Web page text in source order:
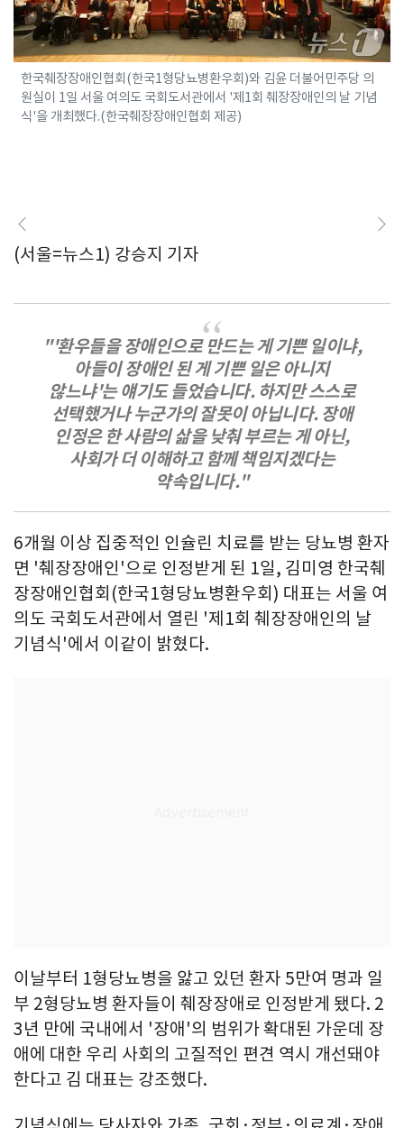
한국췌장장애인협회(한국1형당뇨병환우회)와 김윤 더불어민주당 의
원실이 1일 서울 여의도 국회도서관에서 '제1회 췌장장애인의 날 기념
식'을 개최했다.(한국췌장장애인협회 제공)
(서울=뉴스1) 강승지 기자
"'환우들을 장애인으로 만드는 게 기쁜 일이냐,
아들이 장애인 된 게 기쁜 일은 아니지
않느냐'는 얘기도 들었습니다. 하지만 스스로
선택했거나 누군가의 잘못이 아닙니다. 장애
인정은 한 사람의 삶을 낮춰 부르는 게 아닌,
사회가 더 이해하고 함께 책임지겠다는
약속입니다."
6개월 이상 집중적인 인슐린 치료를 받는 당뇨병 환자
면 '췌장장애인'으로 인정받게 된 1일, 김미영 한국췌
장장애인협회(한국1형당뇨병환우회) 대표는 서울 여
의도 국회도서관에서 열린 '제1회 췌장장애인의 날
기념식'에서 이같이 밝혔다.
이날부터 1형당뇨병을 앓고 있던 환자 5만여 명과 일
부 2형당뇨병 환자들이 췌장장애로 인정받게 됐다. 2
3년 만에 국내에서 '장애'의 범위가 확대된 가운데 장
애에 대한 우리 사회의 고질적인 편견 역시 개선돼야
한다고 김 대표는 강조했다.